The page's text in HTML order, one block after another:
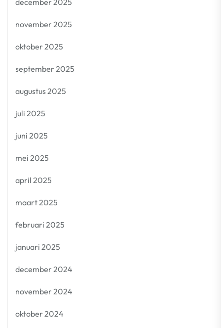
december 2025
november 2025
oktober 2025
september 2025
augustus 2025
juli 2025
juni 2025
mei 2025
april 2025
maart 2025
februari 2025
januari 2025
december 2024
november 2024
oktober 2024